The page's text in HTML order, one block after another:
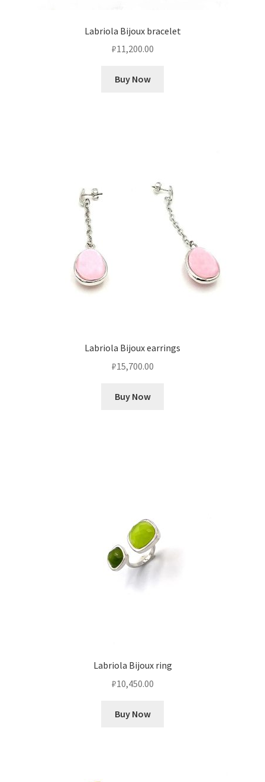
Labriola Bijoux bracelet
₽11,200.00
Buy Now
Labriola Bijoux earrings
₽15,700.00
Buy Now
Labriola Bijoux ring
₽10,450.00
Buy Now